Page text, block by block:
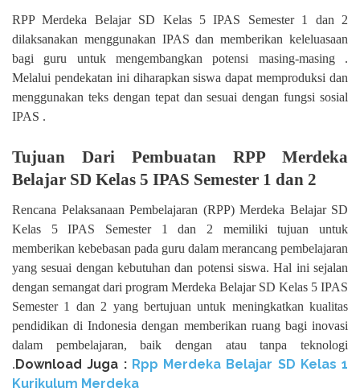
RPP Merdeka Belajar SD Kelas 5 IPAS Semester 1 dan 2
dilaksanakan menggunakan IPAS dan memberikan keleluasaan
bagi guru untuk mengembangkan potensi masing-masing .
Melalui pendekatan ini diharapkan siswa dapat memproduksi dan
menggunakan teks dengan tepat dan sesuai dengan fungsi sosial
IPAS .
Tujuan Dari Pembuatan RPP Merdeka
Belajar SD Kelas 5 IPAS Semester 1 dan 2
Rencana Pelaksanaan Pembelajaran (RPP) Merdeka Belajar SD
Kelas 5 IPAS Semester 1 dan 2 memiliki tujuan untuk
memberikan kebebasan pada guru dalam merancang pembelajaran
yang sesuai dengan kebutuhan dan potensi siswa. Hal ini sejalan
dengan semangat dari program Merdeka Belajar SD Kelas 5 IPAS
Semester 1 dan 2 yang bertujuan untuk meningkatkan kualitas
pendidikan di Indonesia dengan memberikan ruang bagi inovasi
dalam pembelajaran, baik dengan atau tanpa teknologi
.Download Juga : Rpp Merdeka Belajar SD Kelas 1
Kurikulum Merdeka